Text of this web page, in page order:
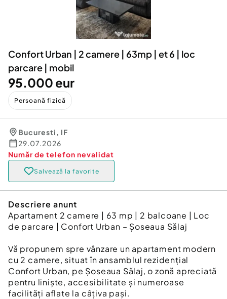
Animale de companie
Afaceri și echipamente profesionale
Inchiriere Bunuri si Vehicule
Utilaje agricole si industriale
Piese auto si accesorii
Confort Urban | 2 camere | 63mp | et 6 | loc
parcare | mobil
95.000 eur
Persoană fizică
Bucuresti, IF
29.07.2026
Număr de telefon nevalidat
Salvează la favorite
Descriere anunt
Apartament 2 camere | 63 mp | 2 balcoane | Loc
de parcare | Confort Urban – Șoseaua Sălaj
Vă propunem spre vânzare un apartament modern
cu 2 camere, situat în ansamblul rezidențial
Confort Urban, pe Șoseaua Sălaj, o zonă apreciată
pentru liniște, accesibilitate și numeroase
facilități aflate la câțiva pași.